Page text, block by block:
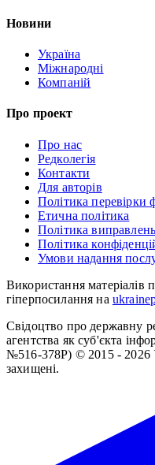
Новини
Україна
Міжнародні
Компаній
Про проект
Про нас
Редколегія
Контакти
Для авторів
Політика перевірки
Етична політика
Політика виправлень
Політика
Умови надання
Використання матеріалів
гіперпосилання на
Свідоцтво про державну
агентства як суб'єкта
№516-378Р) © 2015 - 2026
захищені.